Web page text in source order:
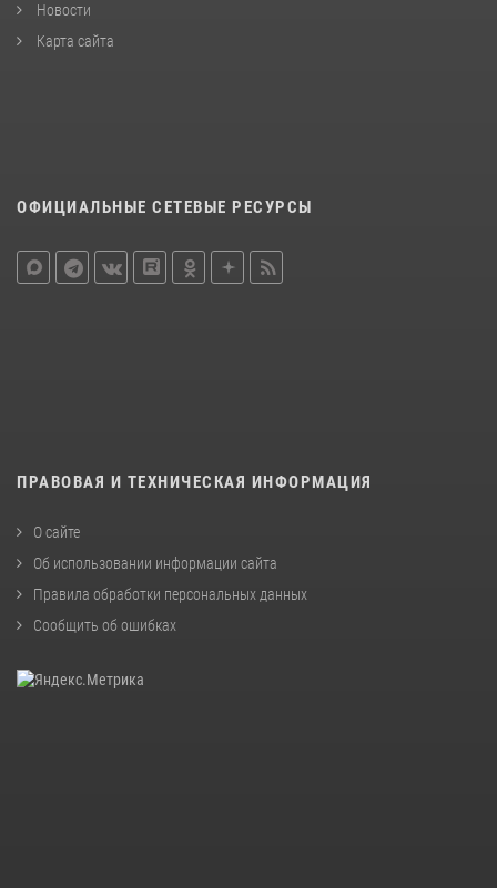
Новости
Карта сайта
ОФИЦИАЛЬНЫЕ СЕТЕВЫЕ РЕСУРСЫ
ПРАВОВАЯ И ТЕХНИЧЕСКАЯ ИНФОРМАЦИЯ
О сайте
Об использовании информации сайта
Правила обработки персональных данных
Сообщить об ошибках